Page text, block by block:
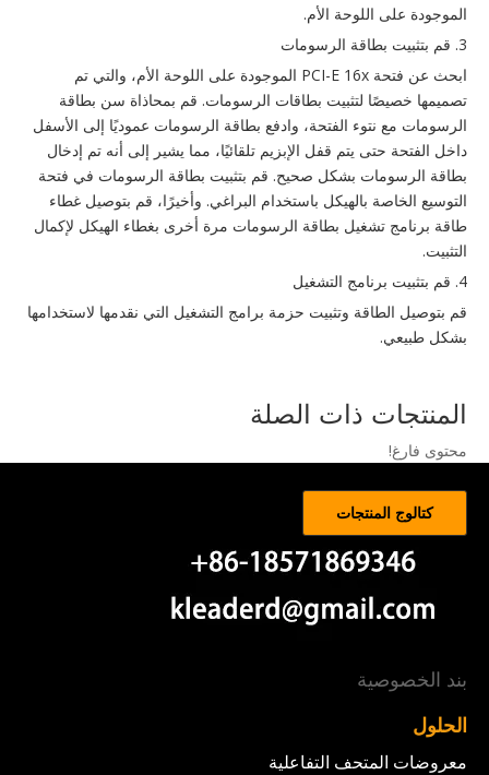
الموجودة على اللوحة الأم.
3. قم بتثبيت بطاقة الرسومات
ابحث عن فتحة PCI-E 16x الموجودة على اللوحة الأم، والتي تم
تصميمها خصيصًا لتثبيت بطاقات الرسومات. قم بمحاذاة سن بطاقة
الرسومات مع نتوء الفتحة، وادفع بطاقة الرسومات عموديًا إلى الأسفل
داخل الفتحة حتى يتم قفل الإبزيم تلقائيًا، مما يشير إلى أنه تم إدخال
بطاقة الرسومات بشكل صحيح. قم بتثبيت بطاقة الرسومات في فتحة
التوسيع الخاصة بالهيكل باستخدام البراغي. وأخيرًا، قم بتوصيل غطاء
طاقة برنامج تشغيل بطاقة الرسومات مرة أخرى بغطاء الهيكل لإكمال
التثبيت.
4. قم بتثبيت برنامج التشغيل
قم بتوصيل الطاقة وتثبيت حزمة برامج التشغيل التي نقدمها لاستخدامها
بشكل طبيعي.
المنتجات ذات الصلة
محتوى فارغ!
كتالوج المنتجات
بند الخصوصية
الحلول
معروضات المتحف التفاعلية